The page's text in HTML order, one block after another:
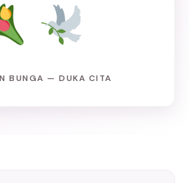
BUNGA — DUKA CITA